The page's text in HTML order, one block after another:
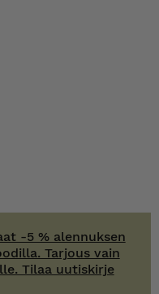
-5 % alennuksen
Tarjous vain
Tilaa uutiskirje